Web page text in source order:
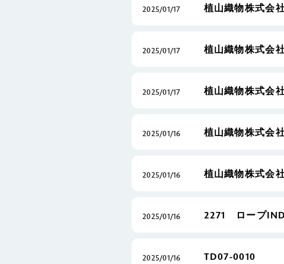
2025/01/17 植山織物株式会
2025/01/17 植山織物株式会
2025/01/17 植山織物株式会
2025/01/16 植山織物株式会
2025/01/16 植山織物株式会
2025/01/16 2271 ロープ
2025/01/16 TD07-0010